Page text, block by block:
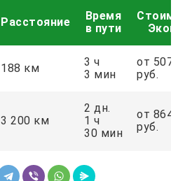
Расстояние
Время
в пути
188 км
3 ч
3 мин
от
руб.
3 200 км
2 дн.
1 ч
30 мин
от
руб.